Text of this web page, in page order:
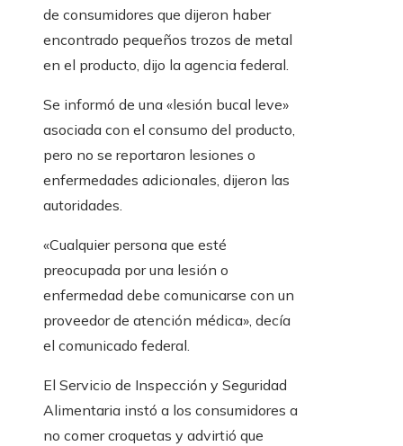
de consumidores que dijeron haber
encontrado pequeños trozos de metal
en el producto, dijo la agencia federal.
Se informó de una «lesión bucal leve»
asociada con el consumo del producto,
pero no se reportaron lesiones o
enfermedades adicionales, dijeron las
autoridades.
«Cualquier persona que esté
preocupada por una lesión o
enfermedad debe comunicarse con un
proveedor de atención médica», decía
el comunicado federal.
El Servicio de Inspección y Seguridad
Alimentaria instó a los consumidores a
no comer croquetas y advirtió que